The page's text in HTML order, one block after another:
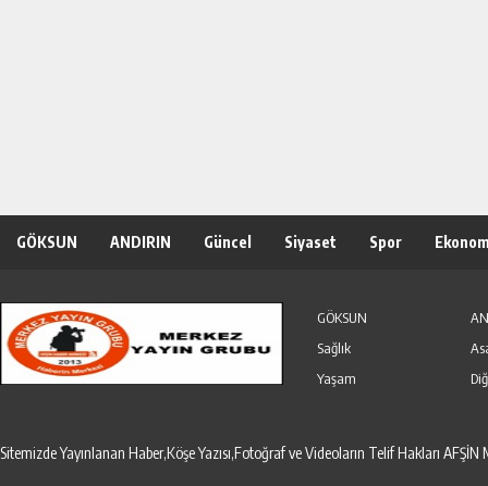
GÖKSUN ANDIRIN Güncel Siyaset Spor
GÖKSUN
Sağlık
Yaşam
Sitemizde Yayınlanan Haber,Köşe Yazısı,Fotoğraf ve Videoların Telif Hakları